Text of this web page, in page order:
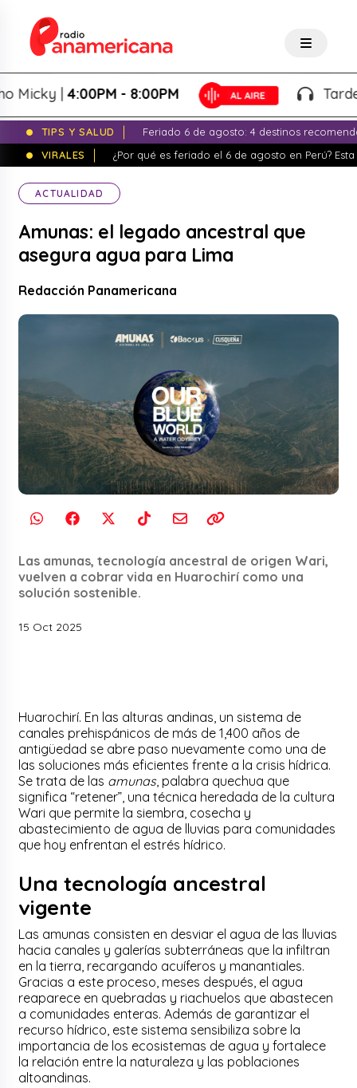
|4:00PM - 8:00PM Tardeo
TIPS Y SALUD
Feriado 6 de agosto: 4 destinos
VIRALES
¿Por qué es feriado el 6 de agosto en Perú?
ACTUALIDAD
Amunas: el legado ancestral que
asegura agua para Lima
Redacción Panamericana
Las amunas, tecnología ancestral de origen Wari,
vuelven a cobrar vida en Huarochirí como una
solución sostenible.
15 Oct 2025
Huarochirí. En las alturas andinas, un sistema de
canales prehispánicos de más de 1,400 años de
antigüedad se abre paso nuevamente como una de
las soluciones más eficientes frente a la crisis hídrica.
Se trata de las amunas, palabra quechua que
significa “retener”, una técnica heredada de la cultura
Wari que permite la siembra, cosecha y
abastecimiento de agua de lluvias para comunidades
que hoy enfrentan el estrés hídrico.
Una tecnología ancestral
vigente
Las amunas consisten en desviar el agua de las lluvias
hacia canales y galerías subterráneas que la infiltran
en la tierra, recargando acuíferos y manantiales.
Gracias a este proceso, meses después, el agua
reaparece en quebradas y riachuelos que abastecen
a comunidades enteras. Además de garantizar el
recurso hídrico, este sistema sensibiliza sobre la
importancia de los ecosistemas de agua y fortalece
la relación entre la naturaleza y las poblaciones
altoandinas.